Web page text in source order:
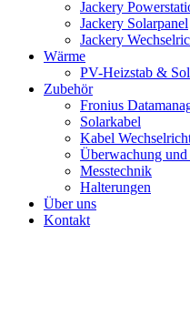
Jackery
Jackery Solarpanel
Jackery
Wärme
PV-Heizstab &
Zubehör
Fronius
Solarkabel
Kabel
Überwachung
Messtechnik
Halterungen
Über uns
Kontakt